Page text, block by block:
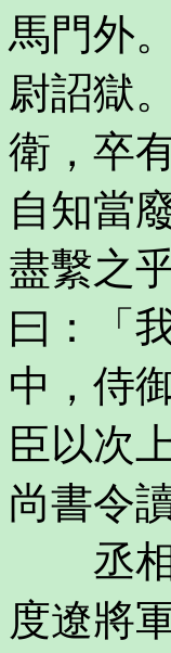
馬門外
尉詔獄
衛，卒
自知當
盡繫之
曰：「
中，侍
臣以次
尚書令
丞相
度遼將